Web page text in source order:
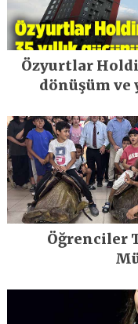
Özyurtlar
dönüşüm
Öğrenciler